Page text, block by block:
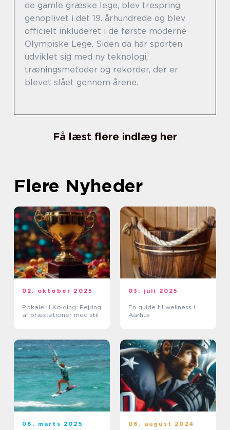
de gamle græske lege, blev trespring
genoplivet i det 19. århundrede og blev
officielt inkluderet i de første moderne
Olympiske Lege. Siden da har sporten
udviklet sig med ny teknologi,
træningsmetoder og rekorder, der er
blevet slået gennem årene.
Få læst flere indlæg her
Flere Nyheder
02. oktober 2025
Pokaler i Kolding: Fejring
af præstationer med stil
03. juli 2025
En guide til wellness i
Aarhus
06. marts 2025 06. august 2024